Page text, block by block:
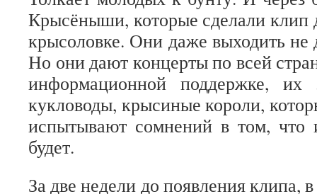
Крысёныши, которые сделали клип
крысоловке. Они даже выходить
Но они дают концерты по всей
информационной поддержке, их
кукловоды, крысиные короли,
испытывают сомнений в том, что
будет.
За две недели до появления клипа,